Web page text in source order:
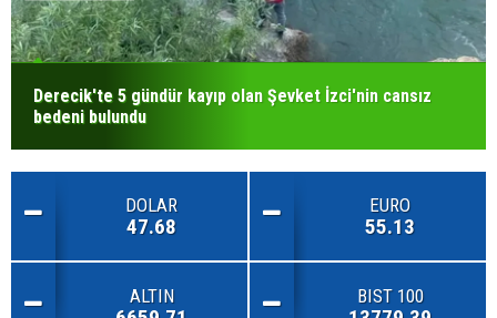
Derecik'te 5 gündür kayıp olan Şevket İzci'nin cansız
bedeni bulundu
DOLAR
47.68
EURO
55.13
ALTIN BIST 100